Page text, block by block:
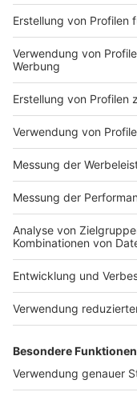
Impressum
Jobs
Presse
Werben
Archiv
ANTENNE BAYERN